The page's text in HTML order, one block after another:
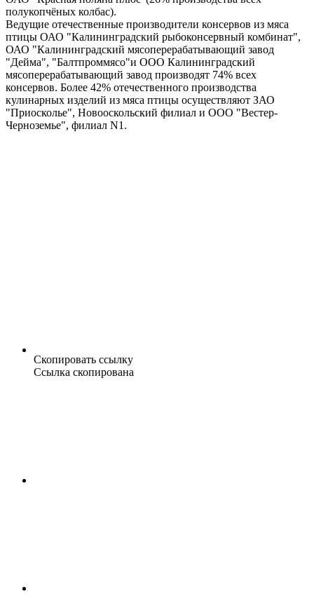
полукопчёных колбас).
Ведущие отечественные производители консервов из мяса
птицы ОАО "Калининградский рыбоконсервный комбинат",
ОАО "Калининградский мясоперерабатывающий завод
"Дейма", "Балтпроммясо"и ООО Калининградский
мясоперерабатывающий завод производят 74% всех
консервов. Более 42% отечественного производства
кулинарных изделий из мяса птицы осуществляют ЗАО
"Приосколье", Новооскольский филиал и ООО "Вестер-
Черноземье", филиал N1.
Скопировать ссылку
Ссылка скопирована